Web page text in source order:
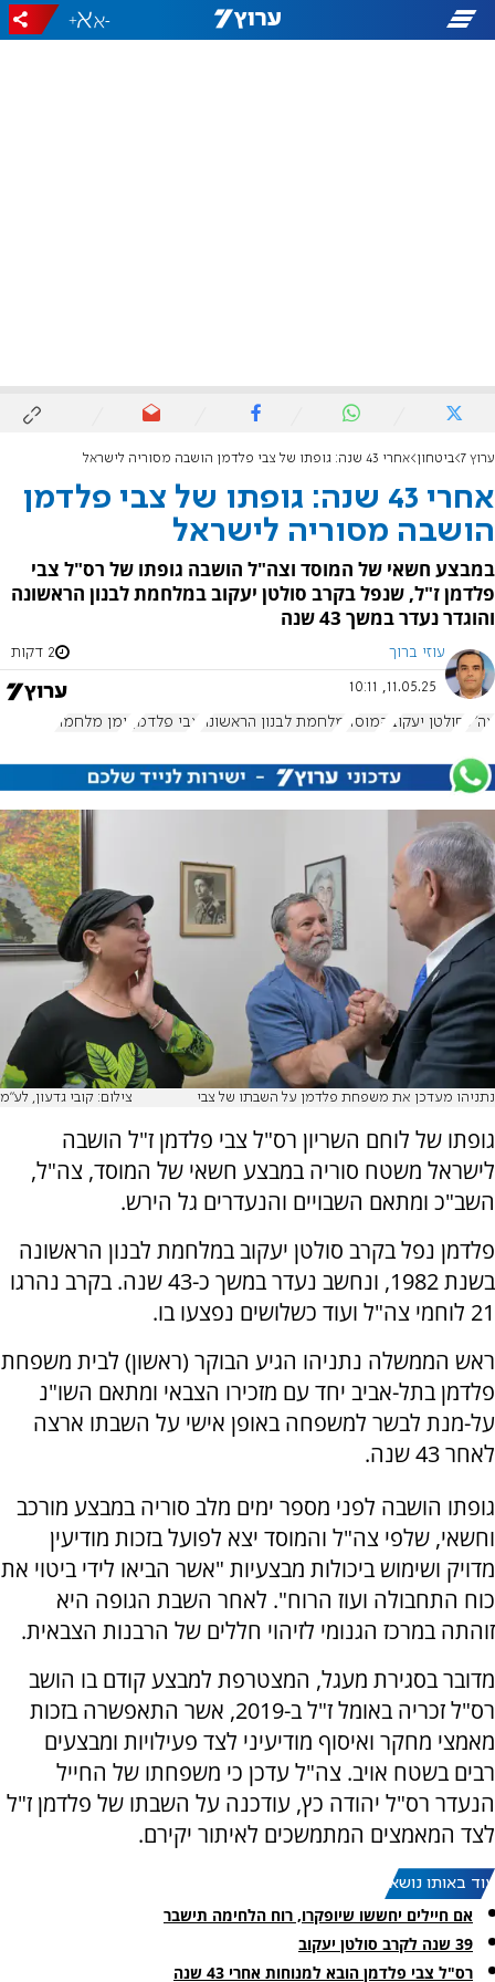
-
+
ערוץ 7 ביטחון אחרי 43 שנה: גופתו של צבי פלדמן הושבה מסוריה לישראל
אחרי 43 שנה: גופתו של צבי פלדמן
הושבה מסוריה לישראל
במבצע חשאי של המוסד וצה"ל הושבה גופתו של רס"ל צבי
פלדמן ז"ל, שנפל בקרב סולטן יעקוב במלחמת לבנון הראשונה
והוגדר נעדר במשך 43 שנה
עוזי ברוך 2 דקות
11.05.25, 10:11
צה"ל סולטן יעקוב המוסד מלחמת לבנון הראשונה צבי פלדמן יומן מלחמה
נתניהו מעדכן את משפחת פלדמן על השבתו של צבי צילום: קובי גדעון, לע"מ
גופתו של לוחם השריון רס"ל צבי פלדמן ז"ל הושבה
לישראל משטח סוריה במבצע חשאי של המוסד, צה"ל,
השב"כ ומתאם השבויים והנעדרים גל הירש.
פלדמן נפל בקרב סולטן יעקוב במלחמת לבנון הראשונה
בשנת 1982, ונחשב נעדר במשך כ-43 שנה. בקרב נהרגו
21 לוחמי צה"ל ועוד כשלושים נפצעו בו.
ראש הממשלה נתניהו הגיע הבוקר (ראשון) לבית משפחת
פלדמן בתל-אביב יחד עם מזכירו הצבאי ומתאם השו"נ
על-מנת לבשר למשפחה באופן אישי על השבתו ארצה
לאחר 43 שנה.
גופתו הושבה לפני מספר ימים מלב סוריה במבצע מורכב
וחשאי, שלפי צה"ל והמוסד יצא לפועל בזכות מודיעין
מדויק ושימוש ביכולות מבצעיות "אשר הביאו לידי ביטוי את
כוח התחבולה ועוז הרוח". לאחר השבת הגופה היא
זוהתה במרכז הגנומי לזיהוי חללים של הרבנות הצבאית.
מדובר בסגירת מעגל, המצטרפת למבצע קודם בו הושב
רס"ל זכריה באומל ז"ל ב-2019, אשר התאפשרה בזכות
מאמצי מחקר ואיסוף מודיעיני לצד פעילויות ומבצעים
רבים בשטח אויב. צה"ל עדכן כי משפחתו של החייל
הנעדר רס"ל יהודה כץ, עודכנה על השבתו של פלדמן ז"ל
לצד המאמצים המתמשכים לאיתור יקירם.
עוד באותו נושא:
אם חיילים יחששו שיופקרו, רוח הלחימה תישבר
39 שנה לקרב סולטן יעקוב
רס"ל צבי פלדמן הובא למנוחות אחרי 43 שנה